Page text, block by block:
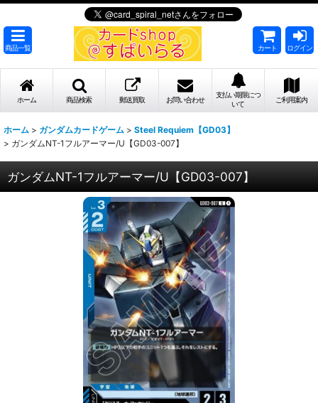
商品一覧 カート ログイン
ホーム 商品検索 郵送買取 お問い合わせ
支払い期限につ
いて
ご利用案内
ホーム > ガンダムカードゲーム > Steel Requiem【GD03】
> ガンダムNT-1フルアーマー/U【GD03-007】
ガンダムNT-1フルアーマー/U【GD03-007】